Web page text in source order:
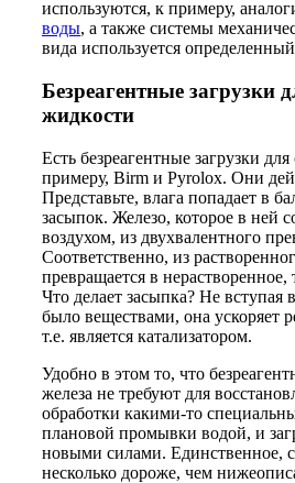
используются, к примеру,
воды, а также системы
вида используется
Безреагентные загрузки
жидкости
Есть безреагентные загрузки
примеру, Birm и Pyrolox. Они
Представьте, влага попадает в
засыпок. Железо, которое в ней
воздухом, из двухвалентного
Соответственно, из
превращается в
Что делает засыпка? Не
было веществами, она ускоряет
т.е. является катализатором.
Удобно в этом то, что
железа не требуют для
обработки какими-то
плановой промывки водой, и
новыми силами. Единственное,
несколько дороже, чем